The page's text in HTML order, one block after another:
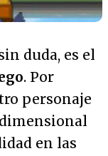
duda, es el
. Por
personaje
en las